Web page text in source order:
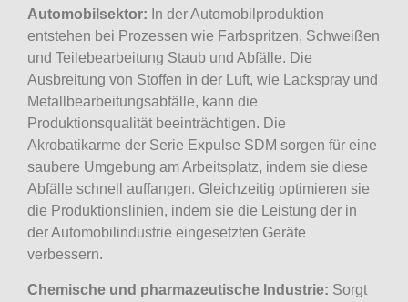
Automobilsektor: In der Automobilproduktion
entstehen bei Prozessen wie Farbspritzen, Schweißen
und Teilebearbeitung Staub und Abfälle. Die
Ausbreitung von Stoffen in der Luft, wie Lackspray und
Metallbearbeitungsabfälle, kann die
Produktionsqualität beeinträchtigen. Die
Akrobatikarme der Serie Expulse SDM sorgen für eine
saubere Umgebung am Arbeitsplatz, indem sie diese
Abfälle schnell auffangen. Gleichzeitig optimieren sie
die Produktionslinien, indem sie die Leistung der in
der Automobilindustrie eingesetzten Geräte
verbessern.
Chemische und pharmazeutische Industrie: Sorgt